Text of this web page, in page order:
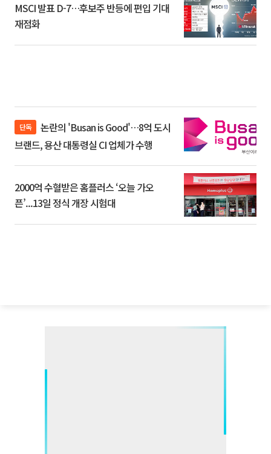
MSCI 발표 D-7…후보주 반등에 편입 기대
재점화
단독
브랜드, 용산 대통령실 CI 업체가 수행
2000억 수혈받은 홈플러스 ‘오늘 가오
픈’...13일 정식 개장 시험대